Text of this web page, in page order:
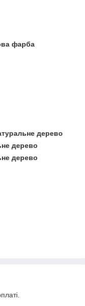
фарба
дерево
дерево
дерево